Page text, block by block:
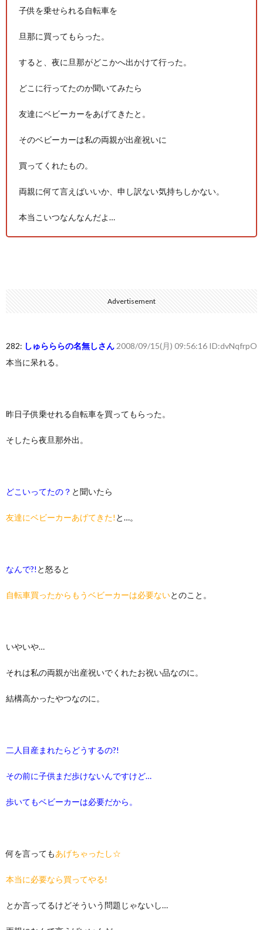
子供を乗せられる自転車を
旦那に買ってもらった。
すると、夜に旦那がどこかへ出かけて行った。
どこに行ってたのか聞いてみたら
友達にベビーカーをあげてきたと。
そのベビーカーは私の両親が出産祝いに
買ってくれたもの。
両親に何て言えばいいか、申し訳ない気持ちしかない。
本当こいつなんなんだよ…
Advertisement
282: しゅらららの名無しさん 2008/09/15(月) 09:56:16 ID:dvNqfrpO
本当に呆れる。
昨日子供乗せれる自転車を買ってもらった。
そしたら夜旦那外出。
どこいってたの？ と聞いたら
友達にベビーカーあげてきた! と…。
なんで?! と怒ると
自転車買ったからもうベビーカーは必要ないとのこと。
いやいや…
それは私の両親が出産祝いでくれたお祝い品なのに。
結構高かったやつなのに。
二人目産まれたらどうするの?!
その前に子供まだ歩けないんですけど…
歩いてもベビーカーは必要だから。
何を言ってもあげちゃったし☆
本当に必要なら買ってやる!
とか言ってるけどそういう問題じゃないし…